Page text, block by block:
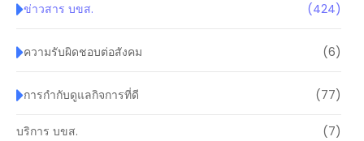
ข่าวสาร บขส. (424)
ความรับผิดชอบต่อสังคม (6)
การกำกับดูแลกิจการที่ดี (77)
บริการ บขส. (7)